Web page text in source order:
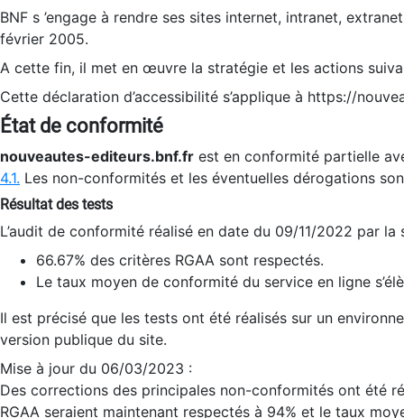
BNF s ’engage à rendre ses sites internet, intranet,
février 2005.
A cette fin, il met en œuvre la stratégie et les actions
Cette déclaration d’accessibilité s’applique à https://
État de conformité
nouveautes-editeurs.bnf.fr est en conformité partielle
4.1. Les non-conformités et les éventuelles dérogations
Résultat des tests
L’audit de conformité réalisé en date du 09/11/2022 par
66.67% des critères RGAA sont respectés.
Le taux moyen de conformité du service en ligne
Il est précisé que les tests ont été réalisés sur un
version publique du site.
Mise à jour du 06/03/2023 :
Des corrections des principales non-conformités ont été
RGAA seraient maintenant respectés à 94% et le taux